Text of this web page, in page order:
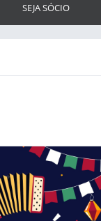
SEJA SÓCIO